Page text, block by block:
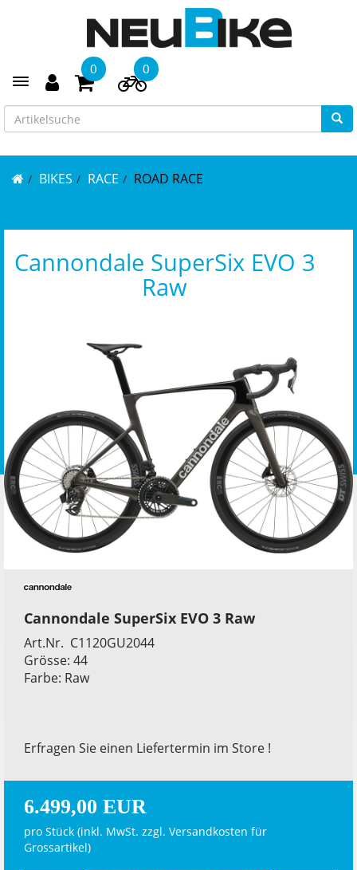
Toggle navigation
0 0
BIKES RACE ROAD RACE
Cannondale SuperSix EVO 3
Raw
Cannondale SuperSix EVO 3 Raw
Art.Nr. C1120GU2044
Grösse: 44
Farbe: Raw
Erfragen Sie einen Liefertermin im Store !
6.499,00 EUR
pro Stück (inkl. MwSt. zzgl. Versandkosten für
Grossartikel)